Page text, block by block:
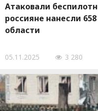
Атаковали
россияне нанесли
области
05.11.2025 3 280